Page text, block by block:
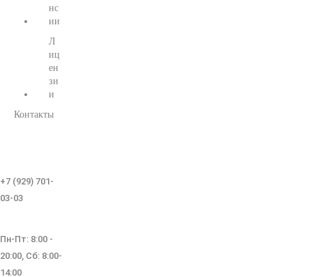
нс
ии
Л
иц
ен
зи
и
Контакты
+7 (929) 701-
03-03
Пн-Пт: 8:00 -
20:00, Сб: 8:00-
14:00